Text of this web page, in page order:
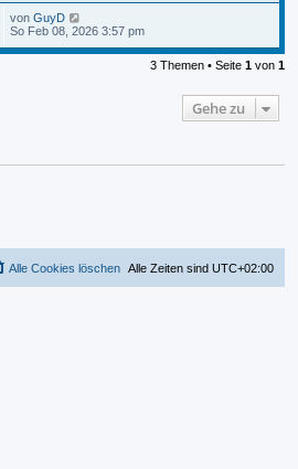
von GuyD
So Feb 08, 2026 3:57 pm
3 Themen • Seite 1 von 1
Gehe zu
Alle Zeiten sind UTC+02:00
Alle Cookies löschen